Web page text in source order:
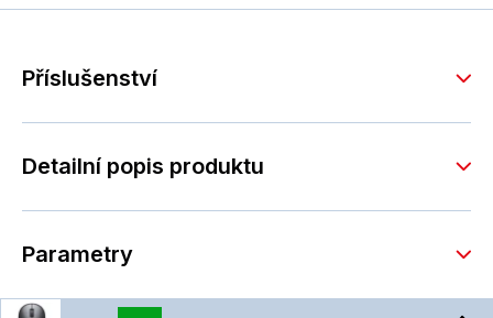
Příslušenství
Detailní popis produktu
Parametry